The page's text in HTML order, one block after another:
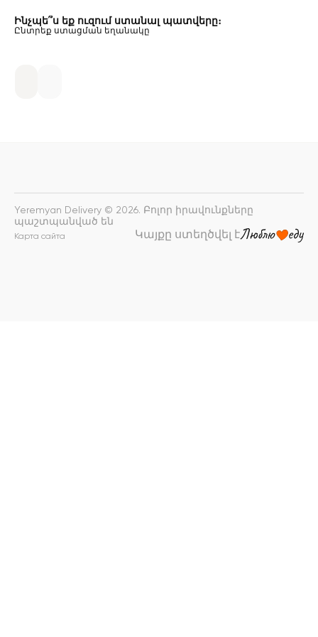
Ինչպե՞ս եք ուզում ստանալ պատվերը։
Ընտրեք ստացման եղանակը
Yeremyan Delivery © 2026. Բոլոր իրավունքները
պաշտպանված են
Карта сайта Կայքը ստեղծվել է